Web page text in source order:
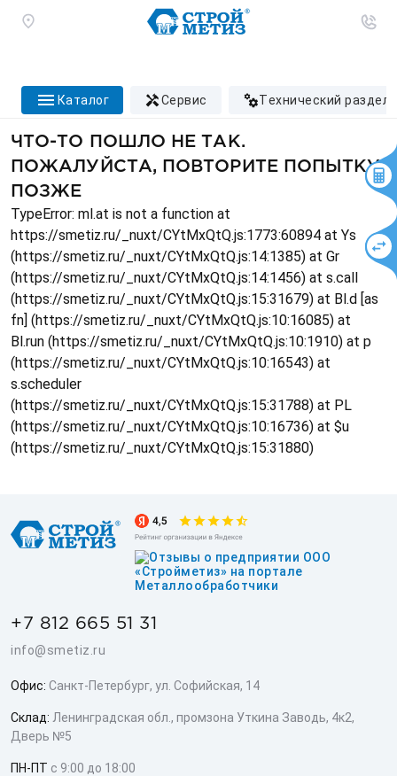
каталог сервис технический раздел
ЧТО-ТО ПОШЛО НЕ ТАК.
ПОЖАЛУЙСТА, ПОВТОРИТЕ ПОПЫТКУ
ПОЗЖЕ
TypeError: ml.at is not a function at
https://smetiz.ru/_nuxt/CYtMxQtQ.js:1773:60894 at Ys
(https://smetiz.ru/_nuxt/CYtMxQtQ.js:14:1385) at Gr
(https://smetiz.ru/_nuxt/CYtMxQtQ.js:14:1456) at s.call
(https://smetiz.ru/_nuxt/CYtMxQtQ.js:15:31679) at Bl.d [as
fn] (https://smetiz.ru/_nuxt/CYtMxQtQ.js:10:16085) at
Bl.run (https://smetiz.ru/_nuxt/CYtMxQtQ.js:10:1910) at p
(https://smetiz.ru/_nuxt/CYtMxQtQ.js:10:16543) at
s.scheduler
(https://smetiz.ru/_nuxt/CYtMxQtQ.js:15:31788) at PL
(https://smetiz.ru/_nuxt/CYtMxQtQ.js:10:16736) at $u
(https://smetiz.ru/_nuxt/CYtMxQtQ.js:15:31880)
+7 812 665 51 31
info@smetiz.ru
Офис: Санкт-Петербург, ул. Софийская, 14
Склад: Ленинградская обл., промзона Уткина Заводь, 4к2,
Дверь №5
ПН-ПТ с 9:00 до 18:00